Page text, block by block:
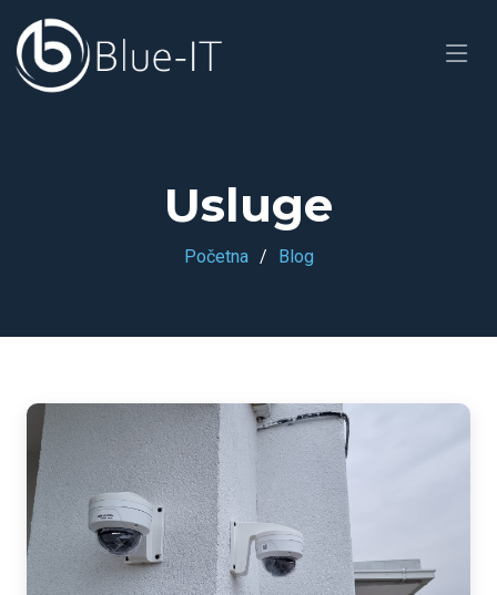
Usluge
Početna Blog